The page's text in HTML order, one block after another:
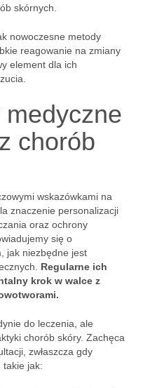
skórnych.
nowoczesne metody
reagowanie na zmiany
element dla ich
chorób
wskazówkami na
znaczenie personalizacji
oraz ochrony
się o
jak niezbędne jest
Regularne ich
krok w walce z
do leczenia, ale
chorób skóry. Zachęca
zwłaszcza gdy
takie jak: